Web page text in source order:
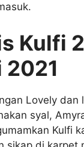
Kulfi
2021
Lovely dan
syal,
Kulfi